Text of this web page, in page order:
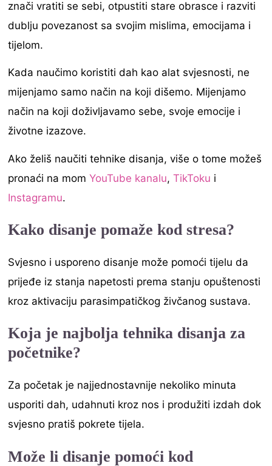
znači vratiti se sebi, otpustiti stare obrasce i razviti
dublju povezanost sa svojim mislima, emocijama i
tijelom.
Kada naučimo koristiti dah kao alat svjesnosti, ne
mijenjamo samo način na koji dišemo. Mijenjamo
način na koji doživljavamo sebe, svoje emocije i
životne izazove.
Ako želiš naučiti tehnike disanja, više o tome možeš
pronaći na momYouTube kanalu,TikToku i
Instagramu.
Kako disanje pomaže kod stresa?
Svjesno i usporeno disanje može pomoći tijelu da
prijeđe iz stanja napetosti prema stanju opuštenosti
kroz aktivaciju parasimpatičkog živčanog sustava.
Koja je najbolja tehnika disanja za
početnike?
Za početak je najjednostavnije nekoliko minuta
usporiti dah, udahnuti kroz nos i produžiti izdah dok
svjesno pratiš pokrete tijela.
Može li disanje pomoći kod